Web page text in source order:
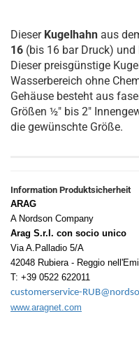
Dieser Kugelhahn aus
16 (bis 16 bar Druck)
Dieser preisgünstige
Wasserbereich ohne
Gehäuse besteht aus
Größen ½" bis 2"
die gewünschte Größe.
Information Produktsicherheit
ARAG
A Nordson Company
Arag S.r.l. con socio unico
Via A.Palladio 5/A
42048 Rubiera - Reggio
T: +39 0522 622011
customerservice-
www.aragnet.com